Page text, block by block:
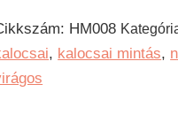
HM008
, kalocsai mintás,